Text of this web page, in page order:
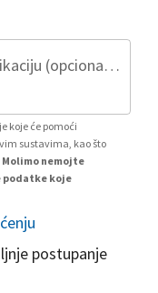
Dodatne informacije za identifikaciju (opcionalno)
koje će pomoći
sustavima, kao što
Molimo nemojte
podatke koje
postupanje